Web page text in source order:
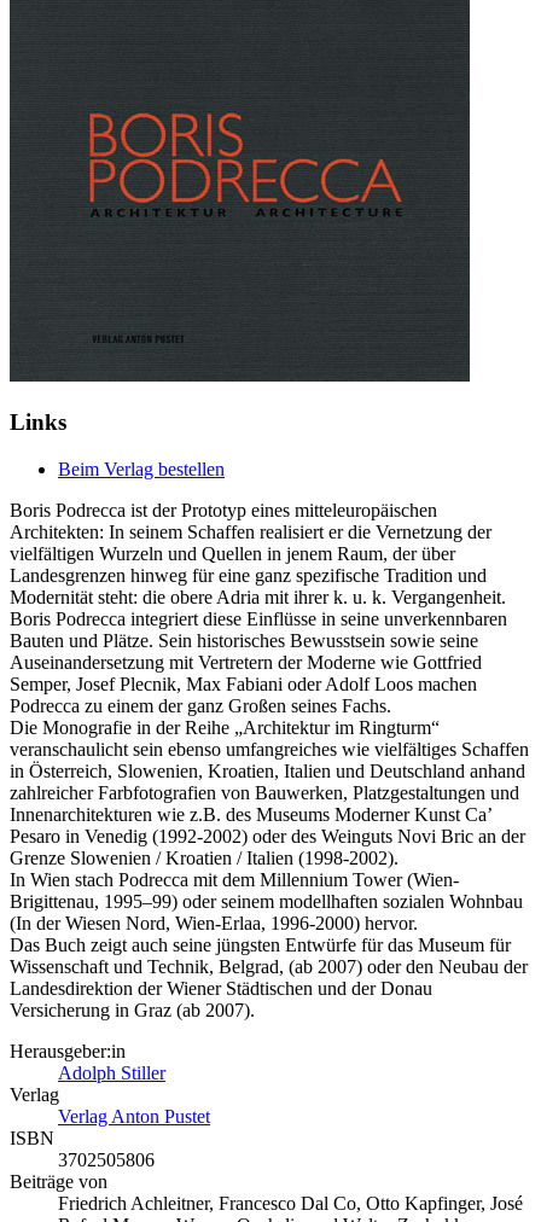
Links
Beim Verlag bestellen
Boris Podrecca ist der Prototyp eines mitteleuropäischen
Architekten: In seinem Schaffen realisiert er die Vernetzung der
vielfältigen Wurzeln und Quellen in jenem Raum, der über
Landesgrenzen hinweg für eine ganz spezifische Tradition und
Modernität steht: die obere Adria mit ihrer k. u. k. Vergangenheit.
Boris Podrecca integriert diese Einflüsse in seine unverkennbaren
Bauten und Plätze. Sein historisches Bewusstsein sowie seine
Auseinandersetzung mit Vertretern der Moderne wie Gottfried
Semper, Josef Plecnik, Max Fabiani oder Adolf Loos machen
Podrecca zu einem der ganz Großen seines Fachs.
Die Monografie in der Reihe „Architektur im Ringturm“
veranschaulicht sein ebenso umfangreiches wie vielfältiges Schaffen
in Österreich, Slowenien, Kroatien, Italien und Deutschland anhand
zahlreicher Farbfotografien von Bauwerken, Platzgestaltungen und
Innenarchitekturen wie z.B. des Museums Moderner Kunst Ca’
Pesaro in Venedig (1992-2002) oder des Weinguts Novi Bric an der
Grenze Slowenien / Kroatien / Italien (1998-2002).
In Wien stach Podrecca mit dem Millennium Tower (Wien-
Brigittenau, 1995–99) oder seinem modellhaften sozialen Wohnbau
(In der Wiesen Nord, Wien-Erlaa, 1996-2000) hervor.
Das Buch zeigt auch seine jüngsten Entwürfe für das Museum für
Wissenschaft und Technik, Belgrad, (ab 2007) oder den Neubau der
Landesdirektion der Wiener Städtischen und der Donau
Versicherung in Graz (ab 2007).
Herausgeber:in
Adolph Stiller
Verlag
Verlag Anton Pustet
ISBN
3702505806
Beiträge von
Friedrich Achleitner, Francesco Dal Co, Otto Kapfinger, José